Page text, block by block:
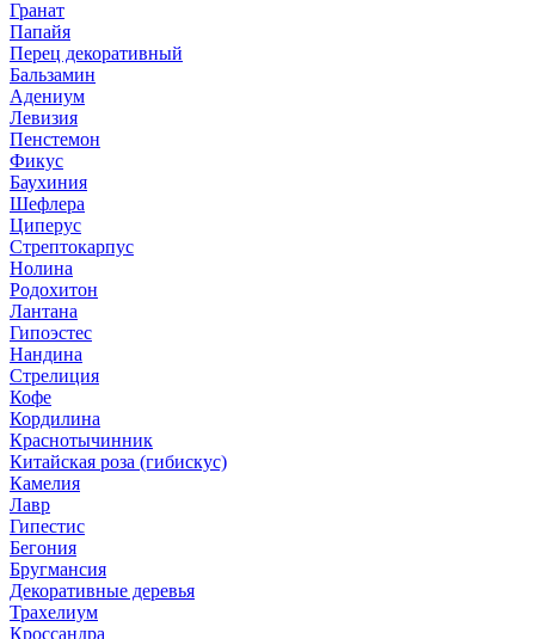
Гранат
Папайя
Перец декоративный
Бальзамин
Адениум
Левизия
Пенстемон
Фикус
Баухиния
Шефлера
Циперус
Стрептокарпус
Нолина
Родохитон
Лантана
Гипоэстес
Нандина
Стрелиция
Кофе
Кордилина
Краснотычинник
Китайская роза (гибискус)
Камелия
Лавр
Гипестис
Бегония
Бругмансия
Декоративные деревья
Трахелиум
Кроссандра